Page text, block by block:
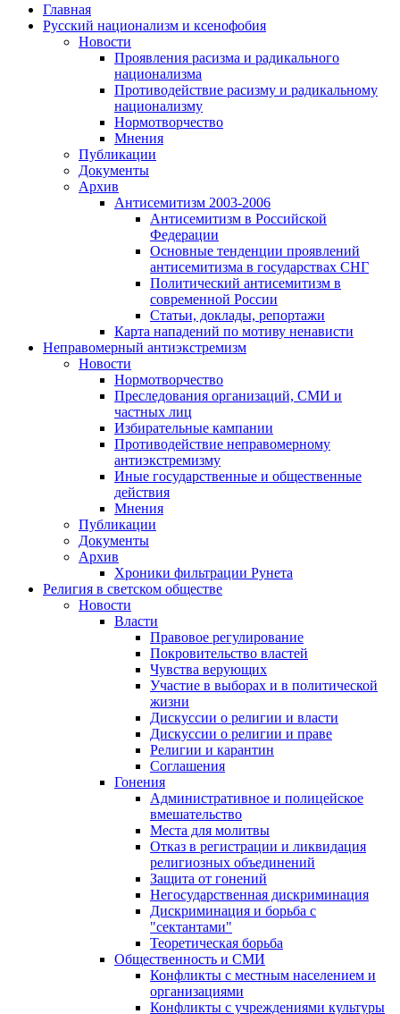
Главная
Русский национализм и ксенофобия
Новости
Проявления расизма и радикального
национализма
Противодействие расизму и радикальному
национализму
Нормотворчество
Мнения
Публикации
Документы
Архив
Антисемитизм 2003-2006
Антисемитизм в Российской
Федерации
Основные тенденции проявлений
антисемитизма в государствах СНГ
Политический антисемитизм в
современной России
Статьи, доклады, репортажи
Карта нападений по мотиву ненависти
Неправомерный антиэкстремизм
Новости
Нормотворчество
Преследования организаций, СМИ и
частных лиц
Избирательные кампании
Противодействие неправомерному
антиэкстремизму
Иные государственные и общественные
действия
Мнения
Публикации
Документы
Архив
Хроники фильтрации Рунета
Религия в светском обществе
Новости
Власти
Правовое регулирование
Покровительство властей
Чувства верующих
Участие в выборах и в политической
жизни
Дискуссии о религии и власти
Дискуссии о религии и праве
Религии и карантин
Соглашения
Гонения
Административное и полицейское
вмешательство
Места для молитвы
Отказ в регистрации и ликвидация
религиозных объединений
Защита от гонений
Негосударственная дискриминация
Дискриминация и борьба с
"сектантами"
Теоретическая борьба
Общественность и СМИ
Конфликты с местным населением и
организациями
Конфликты с учреждениями культуры